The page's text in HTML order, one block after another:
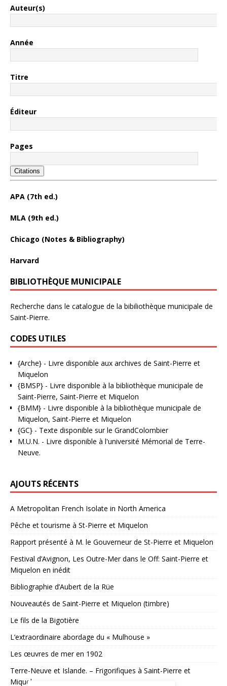
Auteur(s)
Année
Titre
Éditeur
Pages
Citations
APA (7th ed.)
MLA (9th ed.)
Chicago (Notes & Bibliography)
Harvard
BIBLIOTHÈQUE MUNICIPALE
Recherche dans le catalogue de la bibiliothèque municipale de
Saint-Pierre.
CODES UTILES
{Arche} - Livre disponible aux archives de Saint-Pierre et
Miquelon
{BMSP} - Livre disponible à la bibliothèque municipale de
Saint-Pierre, Saint-Pierre et Miquelon
{BMM} - Livre disponible à la bibliothèque municipale de
Miquelon, Saint-Pierre et Miquelon
{GC} - Texte disponible sur le GrandColombier
M.U.N. - Livre disponible à l'université Mémorial de Terre-
Neuve.
AJOUTS RÉCENTS
A Metropolitan French Isolate in North America
Pêche et tourisme à St-Pierre et Miquelon
Rapport présenté à M. le Gouverneur de St-Pierre et Miquelon
Festival d’Avignon, Les Outre-Mer dans le Off: Saint-Pierre et
Miquelon en inédit
Bibliographie d’Aubert de la Rüe
Nouveautés de Saint-Pierre et Miquelon (timbre)
Le fils de la Bigotière
L’extraordinaire abordage du « Mulhouse »
Les œuvres de mer en 1902
Terre-Neuve et Islande. – Frigorifiques à Saint-Pierre et
Miquelon